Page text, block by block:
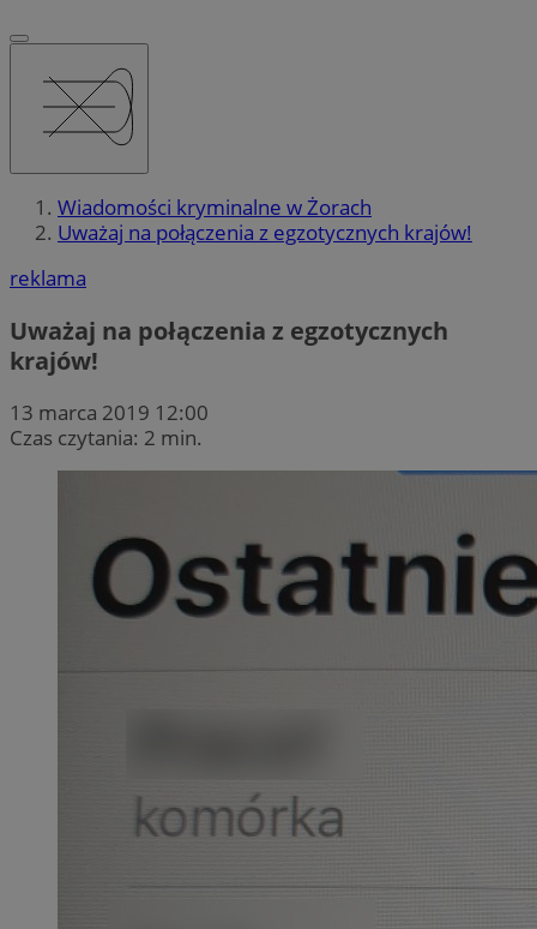
Wiadomości kryminalne w Żorach
Uważaj na połączenia z egzotycznych krajów!
reklama
Uważaj na połączenia z egzotycznych
krajów!
13 marca 2019 12:00
Czas czytania: 2 min.